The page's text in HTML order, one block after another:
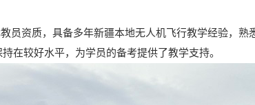
员资质，具备多年新疆本地无人机飞行教学经验，
在较好水平，为学员的备考提供了教学支持。